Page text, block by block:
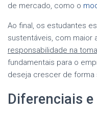
de mercado, como o
Ao final, os estudantes
sustentáveis, com maior
responsabilidade na
fundamentais para o
deseja crescer de forma
Diferenciais